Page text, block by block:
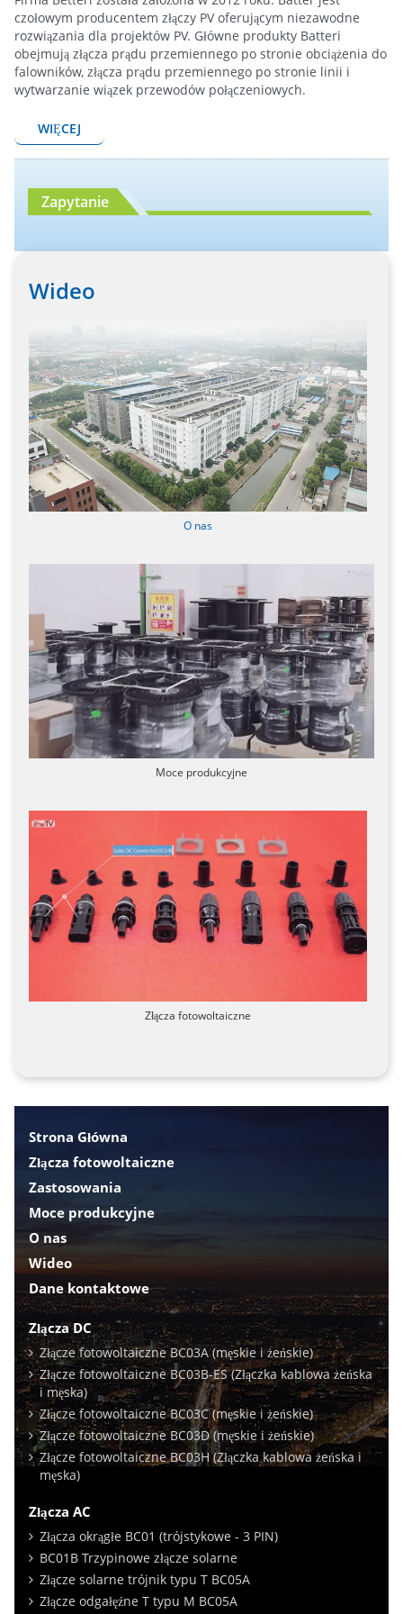
czołowym producentem złączy PV oferującym niezawodne
rozwiązania dla projektów PV. Główne produkty Batteri
obejmują złącza prądu przemiennego po stronie obciążenia do
falowników, złącza prądu przemiennego po stronie linii i
wytwarzanie wiązek przewodów połączeniowych.
WIĘCEJ
Zapytanie
Wideo
O nas
Moce produkcyjne
Złącza fotowoltaiczne
Strona Główna
Złącza fotowoltaiczne
Zastosowania
Moce produkcyjne
O nas
Wideo
Dane kontaktowe
Złącza DC
Złącze fotowoltaiczne BC03A (męskie i żeńskie)
Złącze fotowoltaiczne BC03B-ES (Złączka kablowa żeńska
i męska)
Złącze fotowoltaiczne BC03C (męskie i żeńskie)
Złącze fotowoltaiczne BC03D (męskie i żeńskie)
Złącze fotowoltaiczne BC03H (Złączka kablowa żeńska i
męska)
Złącza AC
Złącza okrągłe BC01 (trójstykowe - 3 PIN)
BC01B Trzypinowe złącze solarne
Złącze solarne trójnik typu T BC05A
Złącze odgałęźne T typu M BC05A